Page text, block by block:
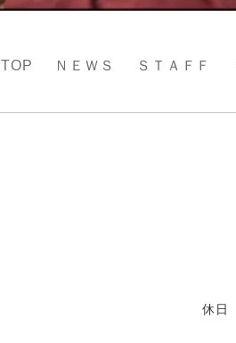
TOP ＮＥＷＳ ＳＴＡＦＦ
休日